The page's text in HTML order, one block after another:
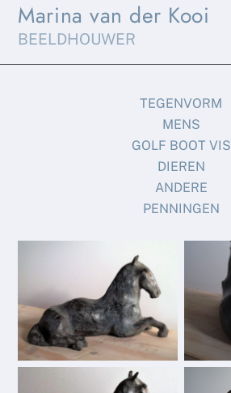
SkipMarina van der Kooi
BEELDHOUWER
TEGENVORM
MENS
GOLF BOOT VIS
DIEREN
ANDERE
PENNINGEN